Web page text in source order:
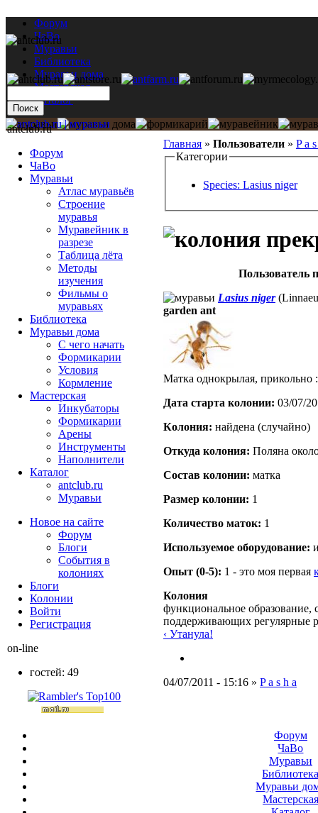
Форум
ЧаВо
Муравьи
Библиотека
Муравьи дома
Мастерская
Каталог
Главная » Пользователи » P a
Категории
Species: Lasius niger
Пользователь
Lasius niger
garden ant
Матка однокрылая, прикольно
Дата старта кoлонии: 03/07/
Кoлония: найдена (случайно)
Откуда кoлония: Поляна
Состав кoлонии: матка
Размер кoлонии: 1
Количество маток: 1
Используемое оборудование:
Опыт (0-5): 1 - это моя первая
Колония
функциональное образование,
поддерживающих регулярные
‹ Утанула!
04/07/2011 - 15:16 » P a s h a
antclub.ru
Форум
ЧаВо
Муравьи
Атлас муравьёв
Строение
муравья
Муравейник в
разрезе
Таблица лёта
Методы
изучения
Фильмы о
муравьях
Библиотека
Муравьи дома
С чего начать
Формикарии
Условия
Кормление
Мастерская
Инкубаторы
Формикарии
Арены
Инструменты
Наполнители
Каталог
antclub.ru
Муравьи
Новое на сайте
Форум
Блоги
События в
колониях
Блоги
Колонии
Войти
Peгиcтpaция
on-line
гостей: 49
Форум
ЧаВо
Муравьи
Муравьи
Мастерская